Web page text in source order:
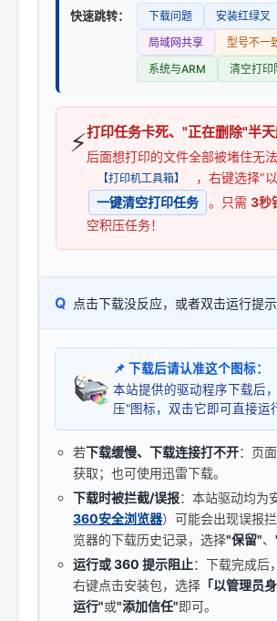
快速跳转： 下载问题 安装红绿叉
局域网共享
型号不一
系统与ARM
清空打印
⚡打印任务卡死、"正在删除"半天
后面想打印的文件全部被堵住无
【打印机工具箱】
，右键选择"
一键清空打印任务
。只需 3秒
空积压任务！
Q 点击下载没反应，或者双击运行提
📌 下载后请认准这个图标：
本站提供的驱动程序下载后
压"图标，双击它即可直接运
若下载缓慢、下载连接打不开：页
获取；也可使用迅雷下载。
下载时被拦截/误报：本站驱动均为
360安全浏览器）可能会出现误报
览器的下载历史记录，选择"保留"、
运行或 360 提示阻止：下载完成后
右键点击安装包，选择 「以管理员
运行"或"添加信任"即可。